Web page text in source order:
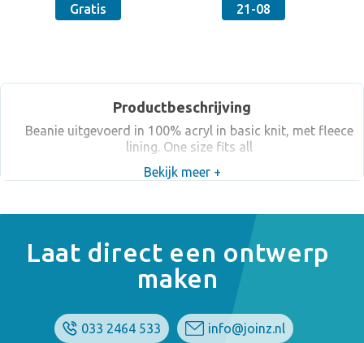
Gratis
21-08
Productbeschrijving
Beanie uitgevoerd in 100% acryl in basic knit, met fleece
lining. One size fits all
Bekijk meer +
Laat direct een ontwerp
maken
033 2464 533 info@joinz.nl